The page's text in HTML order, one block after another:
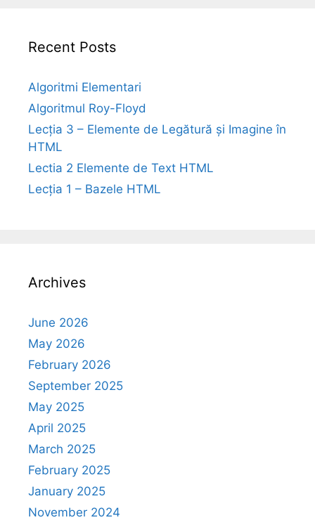
Recent Posts
Algoritmi Elementari
Algoritmul Roy-Floyd
Lecția 3 – Elemente de Legătură și Imagine în
HTML
Lectia 2 Elemente de Text HTML
Lecția 1 – Bazele HTML
Archives
June 2026
May 2026
February 2026
September 2025
May 2025
April 2025
March 2025
February 2025
January 2025
November 2024